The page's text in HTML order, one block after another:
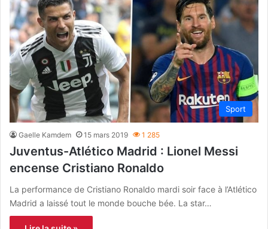
Sport
Gaelle Kamdem 15 mars 2019 1 285
Juventus-Atlético Madrid : Lionel Messi
encense Cristiano Ronaldo
La performance de Cristiano Ronaldo mardi soir face à l’Atlético
Madrid a laissé tout le monde bouche bée. La star…